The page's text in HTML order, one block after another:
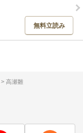
無料立読み
高瀬雛